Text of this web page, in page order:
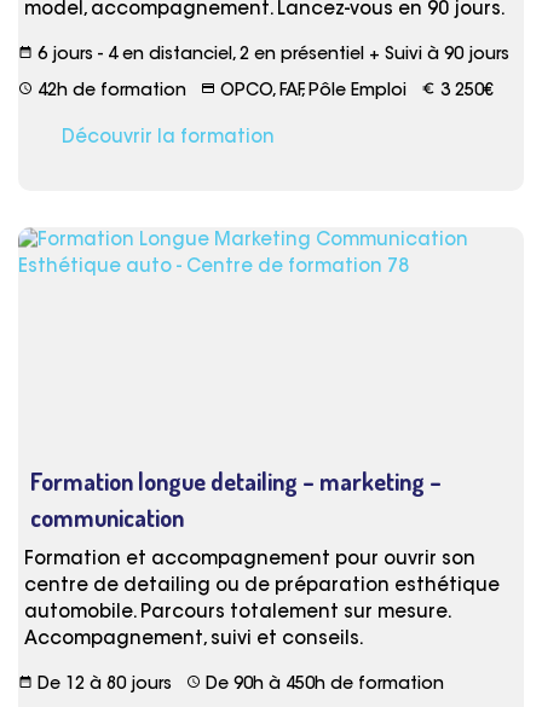
model, accompagnement. Lancez-vous en 90 jours.
date_range 6 jours - 4 en distanciel, 2 en présentiel + Suivi à 90 jours
schedule 42h de formation credit_card OPCO, FAF, Pôle Emploi euro_symbol 3 250€
Découvrir la formation
Formation longue detailing – marketing –
communication
Formation et accompagnement pour ouvrir son
centre de detailing ou de préparation esthétique
automobile. Parcours totalement sur mesure.
Accompagnement, suivi et conseils.
date_range De 12 à 80 jours schedule De 90h à 450h de formation